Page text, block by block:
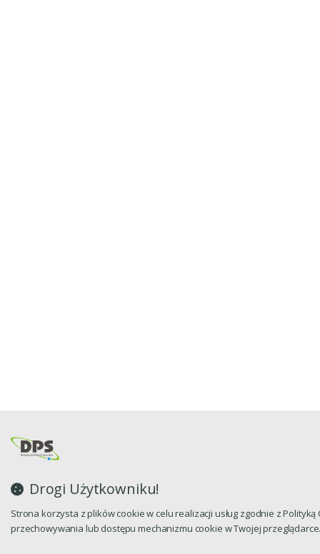
Drogi Użytkowniku!
Strona korzysta z plików cookie w celu realizacji usług zgodnie z
przechowywania lub dostępu mechanizmu cookie w Twojej